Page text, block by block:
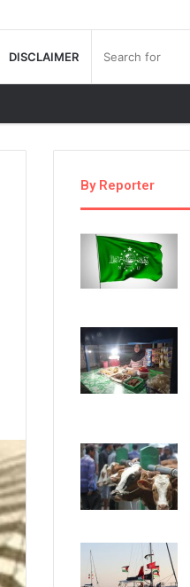
DISCLAIMER
By Reporter